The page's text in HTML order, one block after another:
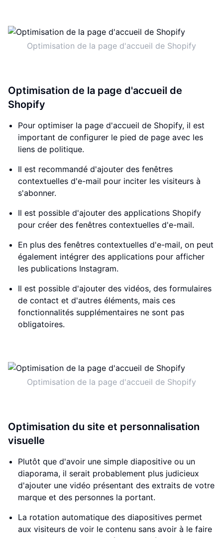
Optimisation de la page d'accueil de Shopify
Optimisation de la page d'accueil de
Shopify
Pour optimiser la page d'accueil de Shopify, il est
important de configurer le pied de page avec les
liens de politique.
Il est recommandé d'ajouter des fenêtres
contextuelles d'e-mail pour inciter les visiteurs à
s'abonner.
Il est possible d'ajouter des applications Shopify
pour créer des fenêtres contextuelles d'e-mail.
En plus des fenêtres contextuelles d'e-mail, on peut
également intégrer des applications pour afficher
les publications Instagram.
Il est possible d'ajouter des vidéos, des formulaires
de contact et d'autres éléments, mais ces
fonctionnalités supplémentaires ne sont pas
obligatoires.
Optimisation de la page d'accueil de Shopify
Optimisation du site et personnalisation
visuelle
Plutôt que d'avoir une simple diapositive ou un
diaporama, il serait probablement plus judicieux
d'ajouter une vidéo présentant des extraits de votre
marque et des personnes la portant.
La rotation automatique des diapositives permet
aux visiteurs de voir le contenu sans avoir à le faire